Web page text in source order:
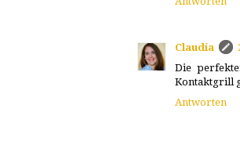
Claudia
Die
Kontaktgrill
Antworten